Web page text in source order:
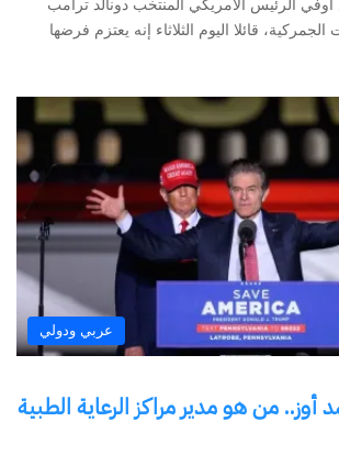
الرئيس الأمريكي المنتخب دونالد ترامب
قائلا اليوم الثلاثاء إنه يعتزم فرضها
عربي ودولي
أوز.. من هو مدير مراكز الرعاية الطبية